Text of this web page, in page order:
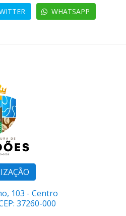
WHATSAPP
103 - Centro
37260-000